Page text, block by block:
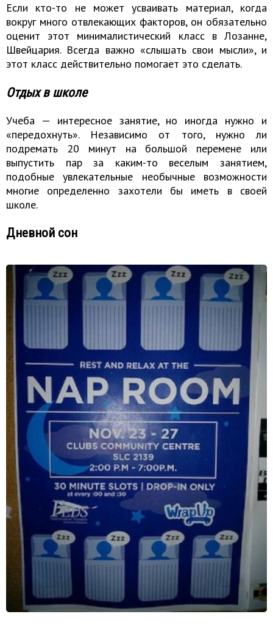
Если кто-то не может усваивать материал, когда
вокруг много отвлекающих факторов, он обязательно
оценит этот минималистический класс в Лозанне,
Швейцария. Всегда важно «слышать свои мысли», и
этот класс действительно помогает это сделать.
Отдых в школе
Учеба — интересное занятие, но иногда нужно и
«передохнуть». Независимо от того, нужно ли
подремать 20 минут на большой перемене или
выпустить пар за каким-то веселым занятием,
подобные увлекательные необычные возможности
многие определенно захотели бы иметь в своей
школе.
Дневной сон